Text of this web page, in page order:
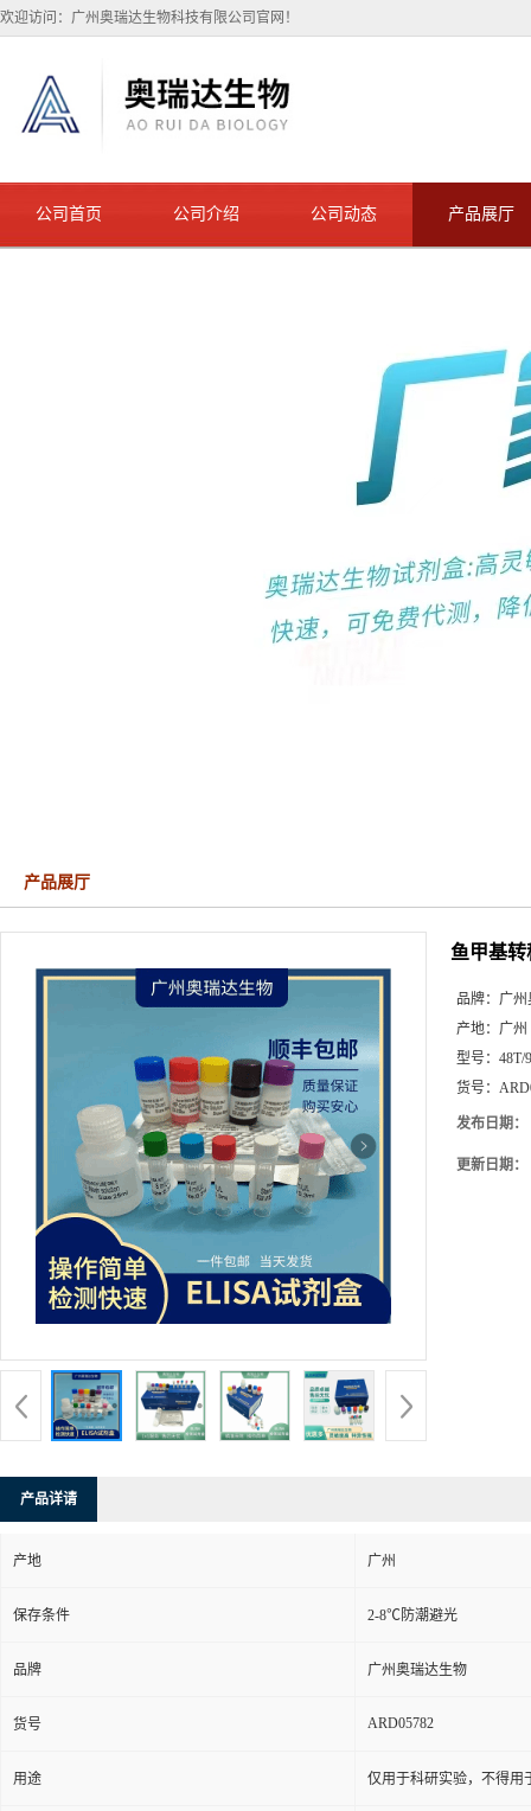
欢迎访问：广州奥瑞达生物科技有限公司官网！
公司首页 公司介绍 公司动态 产品展厅
产品展厅
鱼甲基
品牌： 广州
产地： 广州
型号： 48T/
货号：
发布日期：
更新日期：
产品详请
产地 广州
保存条件 2-8℃防潮避光
品牌 广州奥瑞达生物
货号 ARD05782
用途 仅用于科研实验，不得用